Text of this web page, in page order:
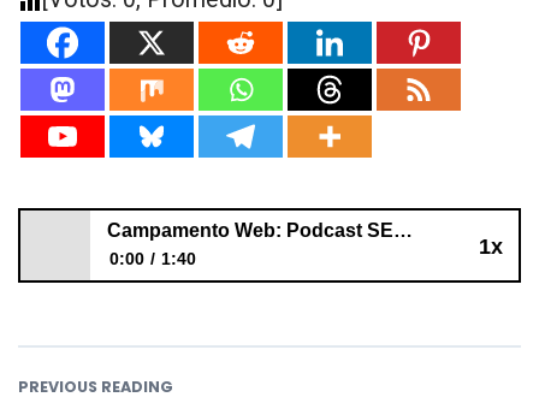
1x
Campamento Web: Podcast SEO recomendado
0:00 1:40
PREVIOUS READING